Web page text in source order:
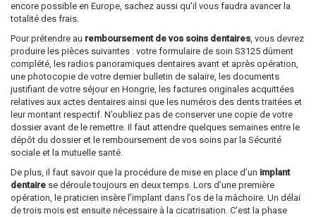
encore possible en Europe, sachez aussi qu'il vous faudra avancer la
totalité des frais.
Pour prétendre au remboursement de vos soins dentaires, vous devrez
produire les pièces suivantes : votre formulaire de soin S3125 dûment
complété, les radios panoramiques dentaires avant et après opération,
une photocopie de votre dernier bulletin de salaire, les documents
justifiant de votre séjour en Hongrie, les factures originales acquittées
relatives aux actes dentaires ainsi que les numéros des dents traitées et
leur montant respectif. N’oubliez pas de conserver une copie de votre
dossier avant de le remettre. Il faut attendre quelques semaines entre le
dépôt du dossier et le remboursement de vos soins par la Sécurité
sociale et la mutuelle santé.
De plus, il faut savoir que la procédure de mise en place d’un implant
dentaire se déroule toujours en deux temps. Lors d’une première
opération, le praticien insère l’implant dans l’os de la mâchoire. Un délai
de trois mois est ensuite nécessaire à la cicatrisation. C’est la phase